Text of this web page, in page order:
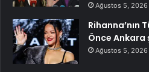
Ağustos 5, 2026
Rihanna’nın
Önce Ankara
Ağustos 5, 2026